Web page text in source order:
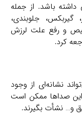
باشد. از جمله
گیربکس، جلوبندی،
و رفع علت لرزش
کرد.
نشانه‌ای از وجود
صداها ممکن است
و… نشأت بگیرند.